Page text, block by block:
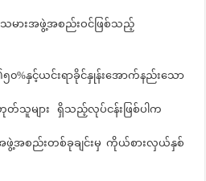
မားအဖွဲ့အစည်းဝင်ဖြစ်သည့်
၀%နှင့်ယင်းရာခိုင်နှုန်းအောက်နည်းသော
သူများ ရှိသည့်လုပ်ငန်းဖြစ်ပါက
ဖွဲ့အစည်းတစ်ခုချင်းမှ ကိုယ်စားလှယ်နှစ်